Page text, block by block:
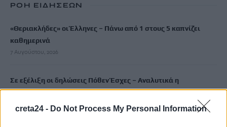
creta24 - Do Not Process My Personal Information
ΡΟΗ ΕΙΔΗΣΕΩΝ
«Θεριακλήδες» οι Έλληνες – Πάνω από 1 στους 5 καπνίζει
καθημερινά
7 Αυγούστου, 2026
Σε εξέλιξη οι δηλώσεις Πόθεν Έσχες – Αναλυτικά η
διαδικασία
7 Αυγούστου, 2026